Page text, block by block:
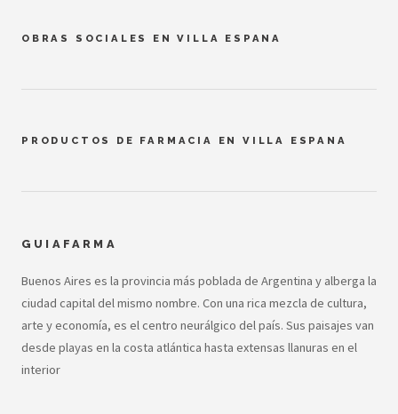
OBRAS SOCIALES EN VILLA ESPANA
PRODUCTOS DE FARMACIA EN VILLA ESPANA
GUIAFARMA
Buenos Aires es la provincia más poblada de Argentina y alberga la
ciudad capital del mismo nombre. Con una rica mezcla de cultura,
arte y economía, es el centro neurálgico del país. Sus paisajes van
desde playas en la costa atlántica hasta extensas llanuras en el
interior